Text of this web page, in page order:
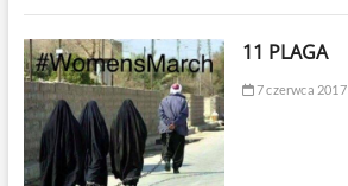
11 PLAGA
7 czerwca 2017